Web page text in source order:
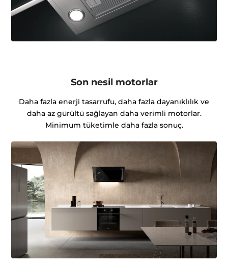
Son nesil motorlar
Daha fazla enerji tasarrufu, daha fazla dayanıklılık ve
daha az gürültü sağlayan daha verimli motorlar.
Minimum tüketimle daha fazla sonuç.